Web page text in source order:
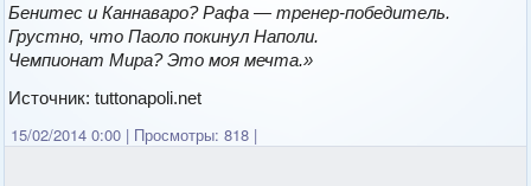
Бенитес и Каннаваро? Рафа — тренер-победитель.
Грустно, что Паоло покинул Наполи.
Чемпионат Мира? Это моя мечта.»
Источник: tuttonapoli.net
15/02/2014 0:00 | Просмотры: 818 |